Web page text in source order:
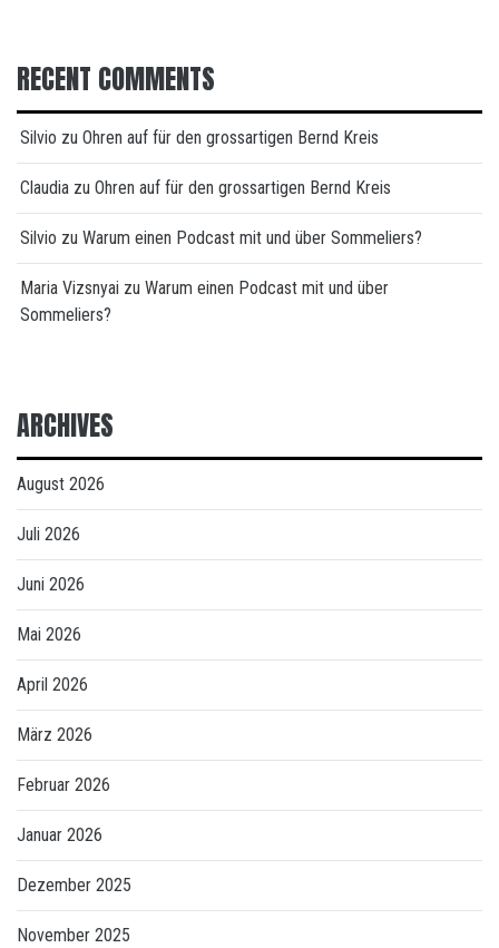
RECENT COMMENTS
Silvio zu Ohren auf für den grossartigen Bernd Kreis
Claudia zu Ohren auf für den grossartigen Bernd Kreis
Silvio zu Warum einen Podcast mit und über Sommeliers?
Maria Vizsnyai zu Warum einen Podcast mit und über
Sommeliers?
ARCHIVES
August 2026
Juli 2026
Juni 2026
Mai 2026
April 2026
März 2026
Februar 2026
Januar 2026
Dezember 2025
November 2025